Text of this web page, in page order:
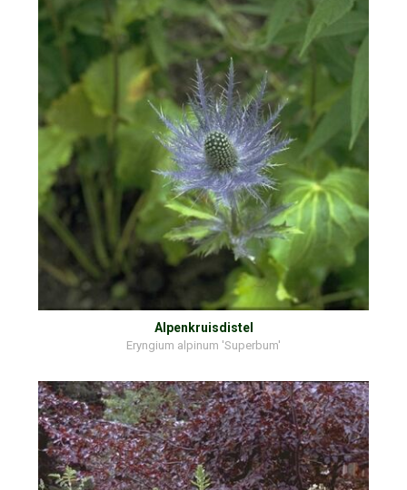
Alpenkruisdistel
Eryngium alpinum 'Superbum'